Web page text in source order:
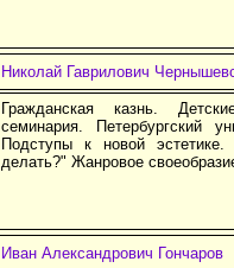
Николай Гаврилович
Гражданская казнь.
семинария. Петербургский
Подступы к новой
делать?" Жанровое
Иван Александрович Гончаров